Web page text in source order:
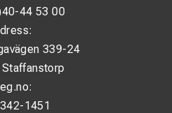
44 53 00
339-24
1451